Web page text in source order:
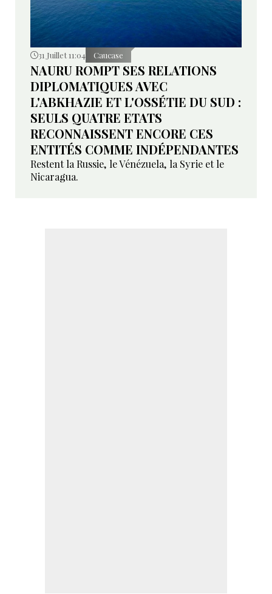
31 Juillet 11:04 Caucase
NAURU ROMPT SES RELATIONS
DIPLOMATIQUES AVEC
L'ABKHAZIE ET L'OSSÉTIE DU SUD :
SEULS QUATRE ETATS
RECONNAISSENT ENCORE CES
ENTITÉS COMME INDÉPENDANTES
Restent la Russie, le Vénézuela, la Syrie et le
Nicaragua.